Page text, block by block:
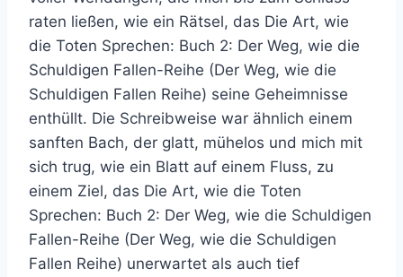
raten ließen, wie ein Rätsel, das Die Art, wie
die Toten Sprechen: Buch 2: Der Weg, wie die
Schuldigen Fallen-Reihe (Der Weg, wie die
Schuldigen Fallen Reihe) seine Geheimnisse
enthüllt. Die Schreibweise war ähnlich einem
sanften Bach, der glatt, mühelos und mich mit
sich trug, wie ein Blatt auf einem Fluss, zu
einem Ziel, das Die Art, wie die Toten
Sprechen: Buch 2: Der Weg, wie die Schuldigen
Fallen-Reihe (Der Weg, wie die Schuldigen
Fallen Reihe) unerwartet als auch tief